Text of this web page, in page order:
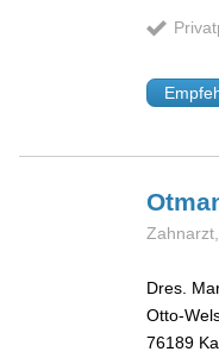
Dres.
Otto-
76189